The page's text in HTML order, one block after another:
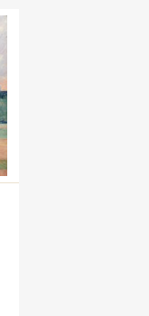
Oráč v krajině